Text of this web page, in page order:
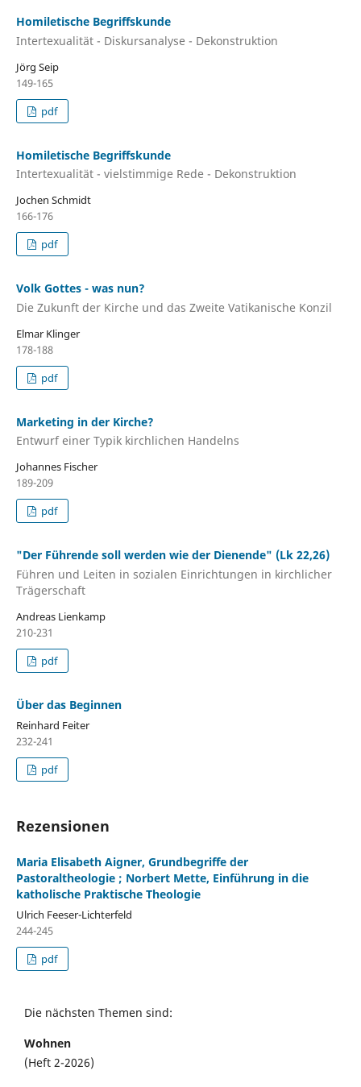
Homiletische Begriffskunde
Intertexualität - Diskursanalyse - Dekonstruktion
Jörg Seip
149-165
pdf
Homiletische Begriffskunde
Intertexualität - vielstimmige Rede - Dekonstruktion
Jochen Schmidt
166-176
pdf
Volk Gottes - was nun?
Die Zukunft der Kirche und das Zweite Vatikanische Konzil
Elmar Klinger
178-188
pdf
Marketing in der Kirche?
Entwurf einer Typik kirchlichen Handelns
Johannes Fischer
189-209
pdf
"Der Führende soll werden wie der Dienende" (Lk 22,26)
Führen und Leiten in sozialen Einrichtungen in kirchlicher
Trägerschaft
Andreas Lienkamp
210-231
pdf
Über das Beginnen
Reinhard Feiter
232-241
pdf
Rezensionen
Maria Elisabeth Aigner, Grundbegriffe der
Pastoraltheologie ; Norbert Mette, Einführung in die
katholische Praktische Theologie
Ulrich Feeser-Lichterfeld
244-245
pdf
Die nächsten Themen sind:
Wohnen
(Heft 2-2026)